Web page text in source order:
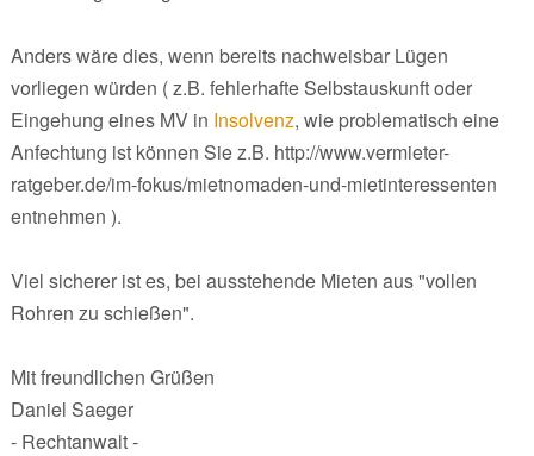
Anders wäre dies, wenn bereits nachweisbar Lügen
vorliegen würden ( z.B. fehlerhafte Selbstauskunft oder
Eingehung eines MV in Insolvenz, wie problematisch eine
Anfechtung ist können Sie z.B. http://www.vermieter-
ratgeber.de/im-fokus/mietnomaden-und-mietinteressenten
entnehmen ).
Viel sicherer ist es, bei ausstehende Mieten aus "vollen
Rohren zu schießen".
Mit freundlichen Grüßen
Daniel Saeger
- Rechtanwalt -